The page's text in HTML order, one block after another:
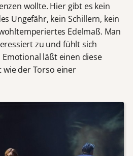
wollte. Hier gibt es kein
Ungefähr, kein Schillern, kein
Edelmaß. Man
zu und fühlt sich
läßt einen diese
wie der Torso einer